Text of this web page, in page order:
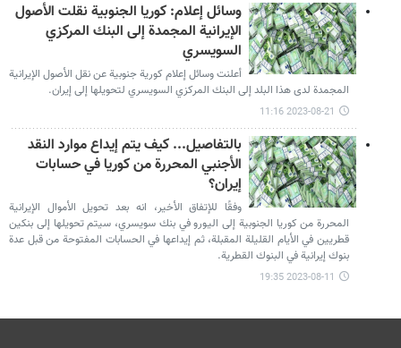
وسائل إعلام: كوريا الجنوبية نقلت الأصول
الإيرانية المجمدة إلى البنك المركزي
السويسري
أعلنت وسائل إعلام كورية جنوبية عن نقل الأصول الإيرانية
المجمدة لدى هذا البلد إلى البنك المركزي السويسري لتحويلها إلى إيران.
2023-08-21 11:16
بالتفاصيل... كيف يتم إيداع موارد النقد
الأجنبي المحررة من كوريا في حسابات
إيران؟
وفقًا للإتفاق الأخير، انه بعد تحويل الأموال الإيرانية
المحررة من كوريا الجنوبية إلى اليورو في بنك سويسري، سيتم تحويلها إلى بنكين
قطريين في الأيام القليلة المقبلة، ثم إيداعها في الحسابات المفتوحة من قبل عدة
بنوك إيرانية في البنوك القطرية.
2023-08-11 19:35